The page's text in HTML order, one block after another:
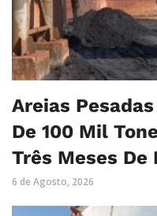
Areias
De 100 Mil
Três Meses De
6 de Agosto, 2026